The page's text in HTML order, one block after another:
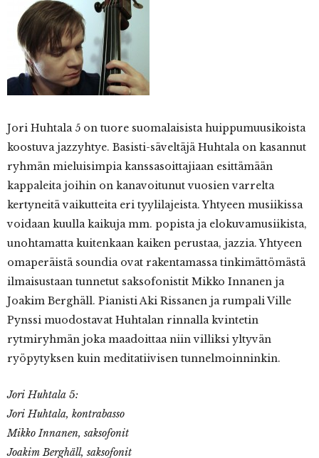
Jori Huhtala 5 on tuore suomalaisista huippumuusikoista
koostuva jazzyhtye. Basisti-säveltäjä Huhtala on kasannut
ryhmän mieluisimpia kanssasoittajiaan esittämään
kappaleita joihin on kanavoitunut vuosien varrelta
kertyneitä vaikutteita eri tyylilajeista. Yhtyeen musiikissa
voidaan kuulla kaikuja mm. popista ja elokuvamusiikista,
unohtamatta kuitenkaan kaiken perustaa, jazzia. Yhtyeen
omaperäistä soundia ovat rakentamassa tinkimättömästä
ilmaisustaan tunnetut saksofonistit Mikko Innanen ja
Joakim Berghäll. Pianisti Aki Rissanen ja rumpali Ville
Pynssi muodostavat Huhtalan rinnalla kvintetin
rytmiryhmän joka maadoittaa niin villiksi yltyvän
ryöpytyksen kuin meditatiivisen tunnelmoinninkin.
Jori Huhtala 5:
Jori Huhtala, kontrabasso
Mikko Innanen, saksofonit
Joakim Berghäll, saksofonit